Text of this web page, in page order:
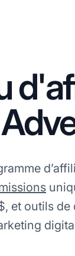
et outils